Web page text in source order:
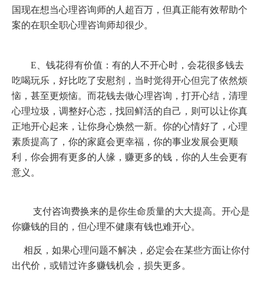
国现在想当心理咨询师的人超百万，但真正能有效帮助个
案的在职全职心理咨询师却很少。
E、钱花得有价值：有的人不开心时，会花很多钱去
吃喝玩乐，好比吃了安慰剂，当时觉得开心但完了依然烦
恼，甚至更烦恼。而花钱去做心理咨询，打开心结，清理
心理垃圾，调整好心态，找回鲜活的自己，则可以让你真
正地开心起来，让你身心焕然一新。你的心情好了，心理
素质提高了，你的家庭会更幸福，你的事业发展会更顺
利，你会拥有更多的人缘，赚更多的钱，你的人生会更有
意义。
支付咨询费换来的是你生命质量的大大提高。开心是
你赚钱的目的，但心理不健康有钱也难开心。
相反，如果心理问题不解决，必定会在某些方面让你付
出代价，或错过许多赚钱机会，损失更多。